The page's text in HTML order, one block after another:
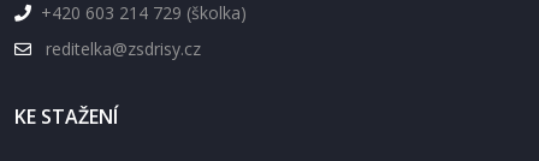
+420 603 214 729 (školka)
reditelka@zsdrisy.cz
KE STAŽENÍ